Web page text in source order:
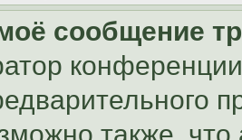
сообщение